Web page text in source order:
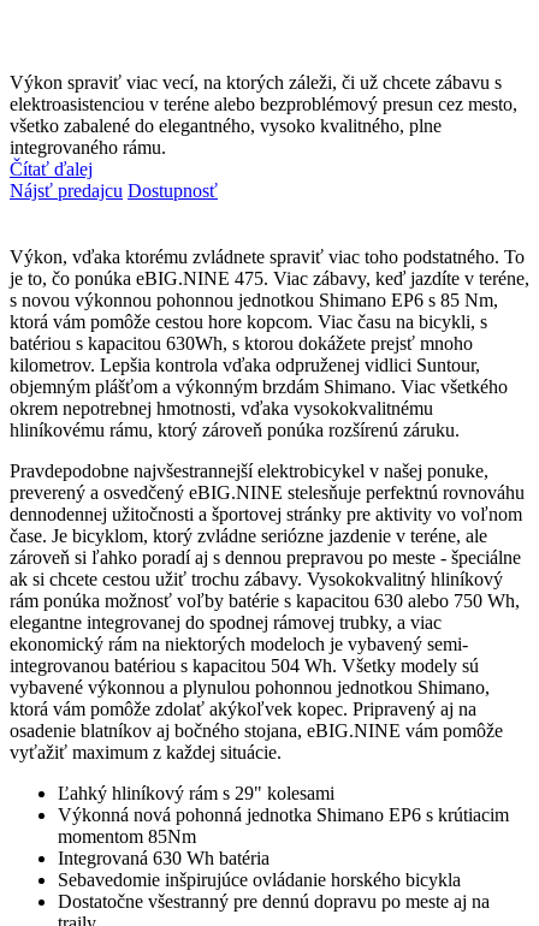
Výkon spraviť viac vecí, na ktorých záleži, či už chcete zábavu s
elektroasistenciou v teréne alebo bezproblémový presun cez mesto,
všetko zabalené do elegantného, vysoko kvalitného, plne
integrovaného rámu.
Čítať ďalej
Nájsť predajcu Dostupnosť
Výkon, vďaka ktorému zvládnete spraviť viac toho podstatného. To
je to, čo ponúka eBIG.NINE 475. Viac zábavy, keď jazdíte v teréne,
s novou výkonnou pohonnou jednotkou Shimano EP6 s 85 Nm,
ktorá vám pomôže cestou hore kopcom. Viac času na bicykli, s
batériou s kapacitou 630Wh, s ktorou dokážete prejsť mnoho
kilometrov. Lepšia kontrola vďaka odpruženej vidlici Suntour,
objemným plášťom a výkonným brzdám Shimano. Viac všetkého
okrem nepotrebnej hmotnosti, vďaka vysokokvalitnému
hliníkovému rámu, ktorý zároveň ponúka rozšírenú záruku.
Pravdepodobne najvšestrannejší elektrobicykel v našej ponuke,
preverený a osvedčený eBIG.NINE stelesňuje perfektnú rovnováhu
dennodennej užitočnosti a športovej stránky pre aktivity vo voľnom
čase. Je bicyklom, ktorý zvládne seriózne jazdenie v teréne, ale
zároveň si ľahko poradí aj s dennou prepravou po meste - špeciálne
ak si chcete cestou užiť trochu zábavy. Vysokokvalitný hliníkový
rám ponúka možnosť voľby batérie s kapacitou 630 alebo 750 Wh,
elegantne integrovanej do spodnej rámovej trubky, a viac
ekonomický rám na niektorých modeloch je vybavený semi-
integrovanou batériou s kapacitou 504 Wh. Všetky modely sú
vybavené výkonnou a plynulou pohonnou jednotkou Shimano,
ktorá vám pomôže zdolať akýkoľvek kopec. Pripravený aj na
osadenie blatníkov aj bočného stojana, eBIG.NINE vám pomôže
vyťažiť maximum z každej situácie.
Ľahký hliníkový rám s 29" kolesami
Výkonná nová pohonná jednotka Shimano EP6 s krútiacim
momentom 85Nm
Integrovaná 630 Wh batéria
Sebavedomie inšpirujúce ovládanie horského bicykla
Dostatočne všestranný pre dennú dopravu po meste aj na